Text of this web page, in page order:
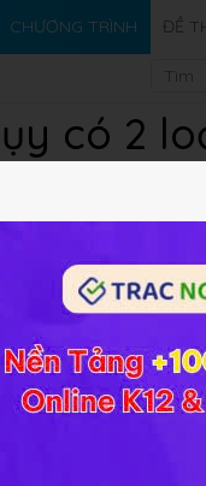
CHƯƠNG TRÌNH ĐỀ
có 2
tế bào nào?
insullin.
insullin.
tiết glucozo.
insullin.